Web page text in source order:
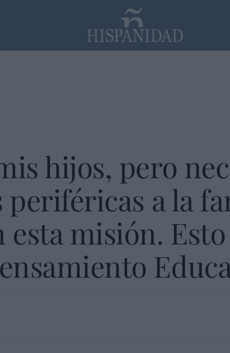
hijos, pero
a la
misión.